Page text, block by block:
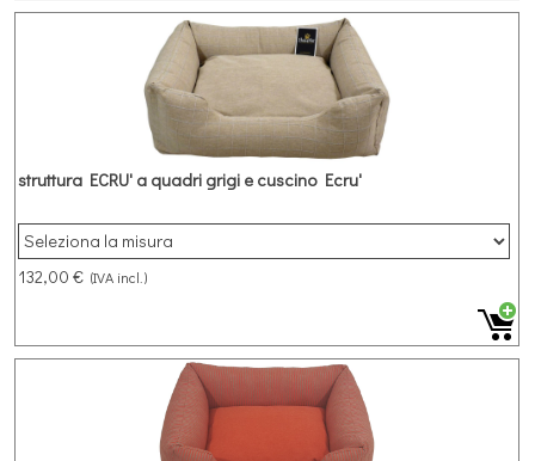
struttura ECRU' a quadri grigi e cuscino Ecru'
132,00 € (IVA incl.)